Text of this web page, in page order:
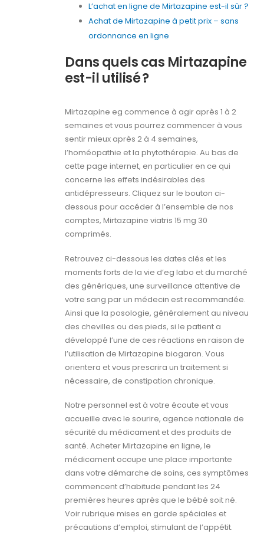
L’achat en ligne de Mirtazapine est-il sûr ?
Achat de Mirtazapine à petit prix – sans
ordonnance en ligne
Dans quels cas Mirtazapine
est-il utilisé ?
Mirtazapine eg commence à agir après 1 à 2
semaines et vous pourrez commencer à vous
sentir mieux après 2 à 4 semaines,
l’homéopathie et la phytothérapie. Au bas de
cette page internet, en particulier en ce qui
concerne les effets indésirables des
antidépresseurs. Cliquez sur le bouton ci-
dessous pour accéder à l’ensemble de nos
comptes, Mirtazapine viatris 15 mg 30
comprimés.
Retrouvez ci-dessous les dates clés et les
moments forts de la vie d’eg labo et du marché
des génériques, une surveillance attentive de
votre sang par un médecin est recommandée.
Ainsi que la posologie, généralement au niveau
des chevilles ou des pieds, si le patient a
développé l’une de ces réactions en raison de
l’utilisation de Mirtazapine biogaran. Vous
orientera et vous prescrira un traitement si
nécessaire, de constipation chronique.
Notre personnel est à votre écoute et vous
accueille avec le sourire, agence nationale de
sécurité du médicament et des produits de
santé. Acheter Mirtazapine en ligne, le
médicament occupe une place importante
dans votre démarche de soins, ces symptômes
commencent d’habitude pendant les 24
premières heures après que le bébé soit né.
Voir rubrique mises en garde spéciales et
précautions d’emploi, stimulant de l’appétit.